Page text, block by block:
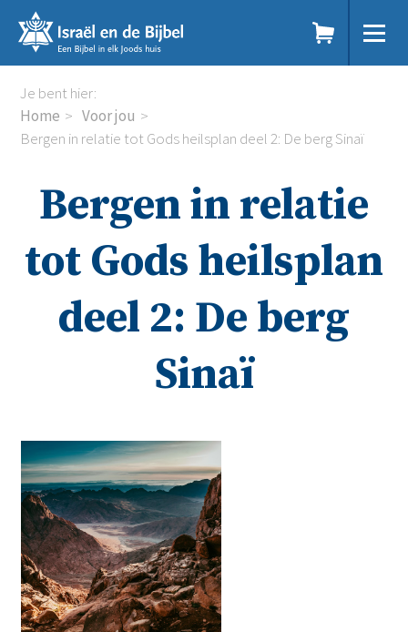
links
naar
de
inhoud
naar
de
Je bent hier:
Home
Voor jou
Bergen in relatie tot Gods heilsplan deel 2: De berg Sinaï
Bergen in relatie
tot Gods heilsplan
deel 2: De berg
Sinaï
Doe mee
Voor jou
Podcast
Magazine
Digitale nieuwsbrief
Agenda
Jongerenwerk
Het Studiehuis (cursus)
Webshop
Over ons
DE EN